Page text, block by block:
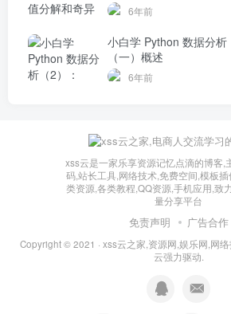
6年前
小白学 Python 数据分
（一）概述
6年前
xss云是一家乐享资源记忆点滴的博客,
码,站长工具,网络技术,免费空间,模板
类资源,各类教程,QQ资源,手机应用,致
量分享平台
免责声明 广告合作
Copyright © 2021 · xss云之家,资源网,娱乐网,网
云强力驱动.